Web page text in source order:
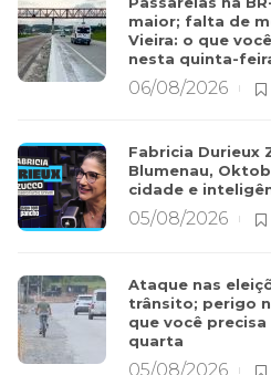
maior; falta de
Vieira: o que
nesta quinta-
06/08/2026
Fabricia Durieux
Blumenau,
cidade e
05/08/2026
Ataque nas
trânsito; perigo
que você
quarta
05/08/2026